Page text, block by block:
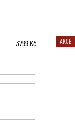
3799 Kč AKCE